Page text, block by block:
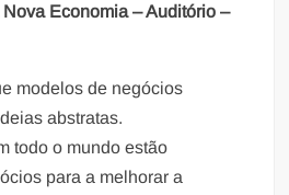
Economia – Auditório –
modelos de negócios
abstratas.
todo o mundo estão
para a melhorar a